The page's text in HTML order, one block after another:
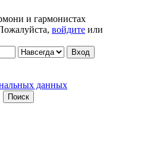
войдите или
данных